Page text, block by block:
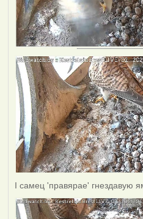
І самец 'правярае' гнездавую